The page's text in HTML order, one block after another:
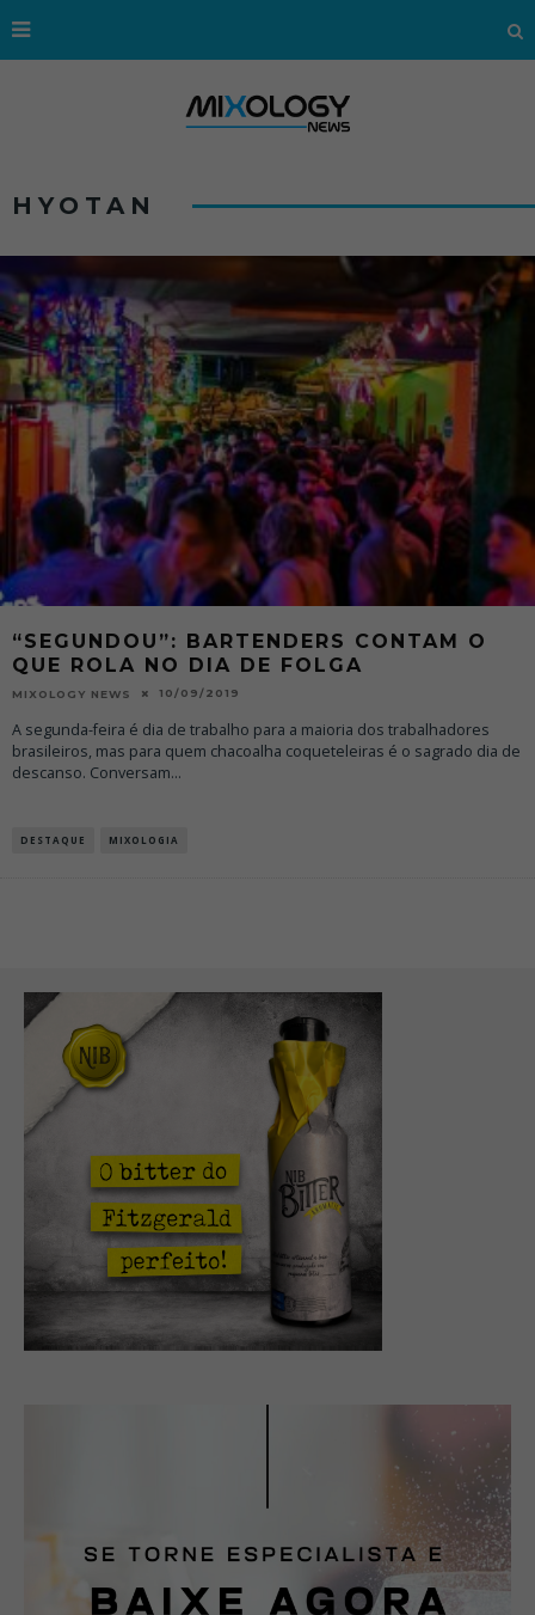
HYOTAN
“SEGUNDOU”: BARTENDERS CONTAM O
QUE ROLA NO DIA DE FOLGA
MIXOLOGY NEWS 10/09/2019
A segunda-feira é dia de trabalho para a maioria dos trabalhadores
brasileiros, mas para quem chacoalha coqueteleiras é o sagrado dia de
descanso. Conversam...
DESTAQUE MIXOLOGIA